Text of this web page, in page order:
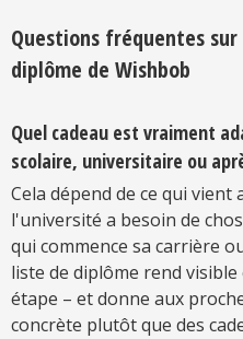
Questions fréquentes
diplôme de Wishbob
Quel cadeau est vraiment
scolaire, universitaire ou
Cela dépend de ce qui
l'université a besoin de
qui commence sa carrière
liste de diplôme rend
étape – et donne aux
concrète plutôt que des